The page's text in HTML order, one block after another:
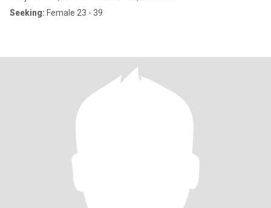
Seeking: Female 23 - 39